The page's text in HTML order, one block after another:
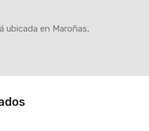
ubicada en Maroñas,